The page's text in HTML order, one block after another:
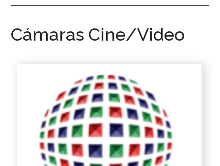
Cámaras Cine/Video